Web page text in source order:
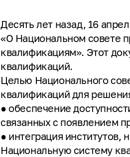
Десять лет назад, 16
«О Национальном совете
квалификациям». Этот
квалификаций.
Целью Национального
квалификаций для
● обеспечение
связанных с появлением
● интеграция
Национальную систему